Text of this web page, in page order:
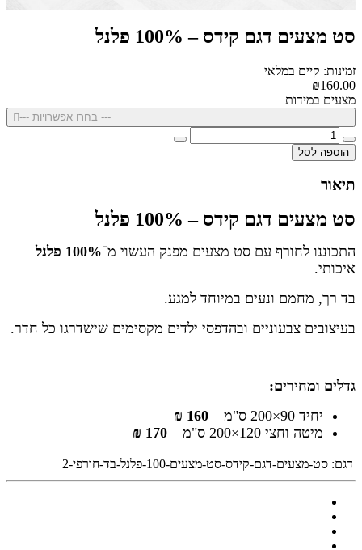
סט מצעים דגם קידס – 100% פלנל
זמינות: קיים במלאי
₪160.00
מצעים במידות
--- בחרו אפשרויות ---
הוספה לסל
תיאור
סט מצעים דגם קידס – 100% פלנל
התכוננו לחורף עם סט מצעים מפנק העשוי מ־100% פלנל
איכותי.
בד רך, מחמם ונעים במיוחד למגע.
בעיצובים צבעוניים ובהדפסי ילדים מקסימים שישדרגו כל חדר.
גדלים ומחירים:
יחיד 90×200 ס"מ –
160 ₪
מיטה וחצי 120×200 ס"מ –
170 ₪
דגם: סט-מצעים-דגם-קידס-סט-מצעים-100-פלנל-בד-חורפי-2